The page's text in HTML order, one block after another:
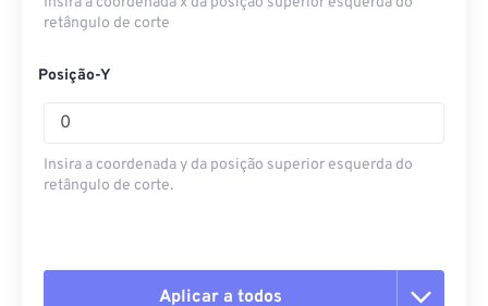
retângulo de corte
Posição-Y
Insira a coordenada y da posição superior esquerda do
retângulo de corte.
Aplicar a todos